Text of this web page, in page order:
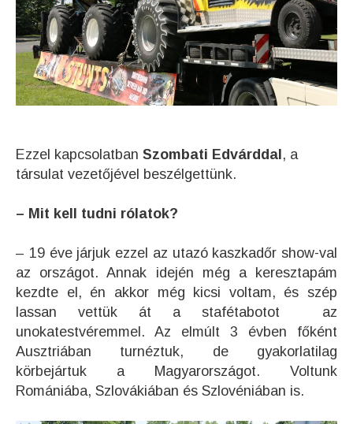
Ezzel kapcsolatban Szombati Edvárddal , a
társulat vezetőjével beszélgettünk.
– Mit kell tudni rólatok?
– 19 éve járjuk ezzel az utazó kaszkadőr show-val
az országot. Annak idején még a keresztapám
kezdte el, én akkor még kicsi voltam, és szép
lassan vettük át a stafétabotot az
unokatestvéremmel. Az elmúlt 3 évben főként
Ausztriában turnéztuk, de gyakorlatilag
körbejártuk a Magyarországot. Voltunk
Romániába, Szlovákiában és Szlovéniában is.